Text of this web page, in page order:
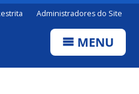
Administradores do Site
MENU